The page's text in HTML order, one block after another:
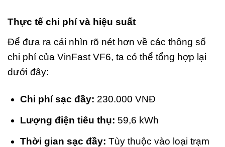
Thực tế chi phí và hiệu suất
Để đưa ra cái nhìn rõ nét hơn về các thông số
chi phí của VinFast VF6, ta có thể tổng hợp lại
dưới đây:
Chi phí sạc đầy: 230.000 VNĐ
Lượng điện tiêu thụ: 59,6 kWh
Thời gian sạc đầy: Tùy thuộc vào loại trạm